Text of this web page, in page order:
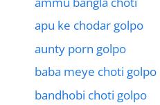
apu ke chodar golpo
aunty porn golpo
baba meye choti golpo
bandhobi choti golpo